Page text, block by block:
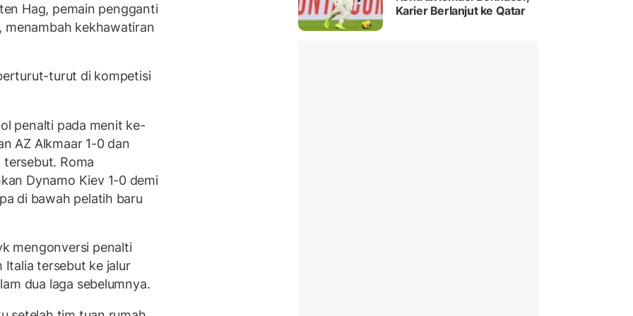
Hag, pemain pengganti
menambah kekhawatiran
turut di kompetisi
penalti pada menit ke-
AZ Alkmaar 1-0 dan
Roma
Dynamo Kiev 1-0 demi
di bawah pelatih baru
mengonversi penalti
tersebut ke jalur
dua laga sebelumnya.
Karier Berlanjut ke Qatar